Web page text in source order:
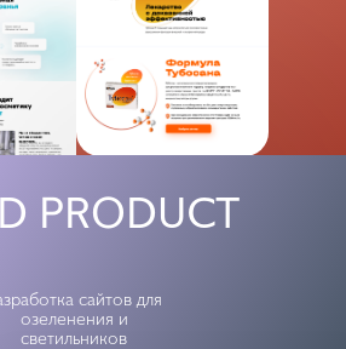
PRODUCT
сайтов для
озеленения и
светильников
Rai.ru